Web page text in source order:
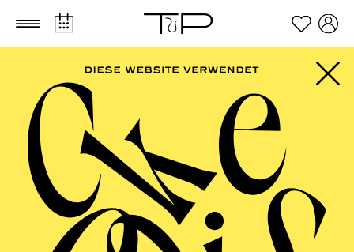
Zum Hauptinhalt springen Zum Footer springen
FILTER
FEBRUARY 2027
AALTO BALLETT ESSEN